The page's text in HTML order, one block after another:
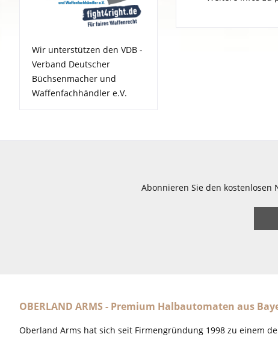
Wir unterstützen den VDB -
Verband Deutscher
Büchsenmacher und
Waffenfachhändler e.V.
Abonnieren Sie den kostenlosen
OBERLAND ARMS - Premium Halbautomaten aus
Oberland Arms hat sich seit Firmengründung 1998 zu einem